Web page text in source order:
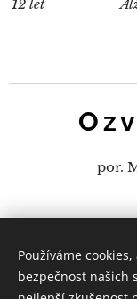
Alžběta
por.
Používáme
bezpečnost našich